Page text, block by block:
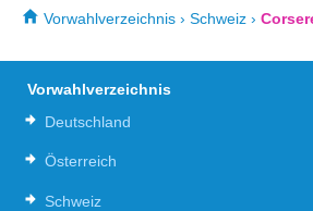
Vorwahlverzeichnis › Schweiz ›
Vorwahlverzeichnis
Deutschland
Österreich
Schweiz